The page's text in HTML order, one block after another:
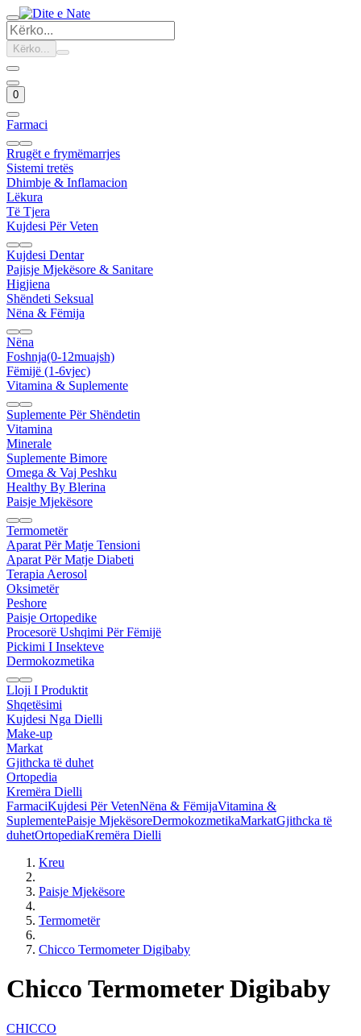
Kërko...
0
Farmaci
Rrugët e frymëmarrjes
Sistemi tretës
Dhimbje & Inflamacion
Lëkura
Të Tjera
Kujdesi Për Veten
Kujdesi Dentar
Pajisje Mjekësore & Sanitare
Higjiena
Shëndeti Seksual
Nëna & Fëmija
Nëna
Foshnja(0-12muajsh)
Fëmijë (1-6vjec)
Vitamina & Suplemente
Suplemente Për Shëndetin
Vitamina
Minerale
Suplemente Bimore
Omega & Vaj Peshku
Healthy By Blerina
Paisje Mjekësore
Termometër
Aparat Për Matje Tensioni
Aparat Për Matje Diabeti
Terapia Aerosol
Oksimetër
Peshore
Paisje Ortopedike
Procesorë Ushqimi Për Fëmijë
Pickimi I Insekteve
Dermokozmetika
Lloji I Produktit
Shqetësimi
Kujdesi Nga Dielli
Make-up
Markat
Gjithcka të duhet
Ortopedia
Kremëra Dielli
FarmaciKujdesi Për VetenNëna & FëmijaVitamina &
SuplementePaisje MjekësoreDermokozmetikaMarkatGjithcka të
duhetOrtopediaKremëra Dielli
Kreu
Paisje Mjekësore
Termometër
Chicco Termometer Digibaby
Chicco Termometer Digibaby
CHICCO